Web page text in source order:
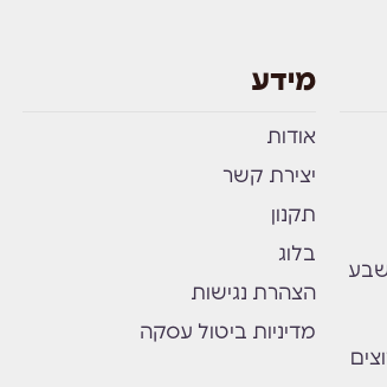
מידע
אודות
יצירת קשר
תקנון
בלוג
הצהרת נגישות
מדיניות ביטול עסקה